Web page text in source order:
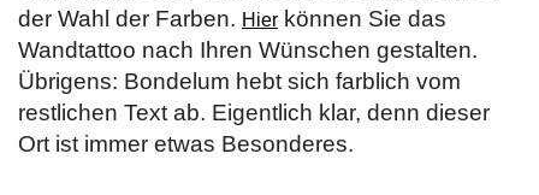
der Wahl der Farben. Hier können Sie das
Wandtattoo nach Ihren Wünschen gestalten.
Übrigens: Bondelum hebt sich farblich vom
restlichen Text ab. Eigentlich klar, denn dieser
Ort ist immer etwas Besonderes.